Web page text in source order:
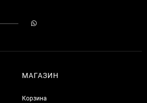
МАГАЗИН
Корзина